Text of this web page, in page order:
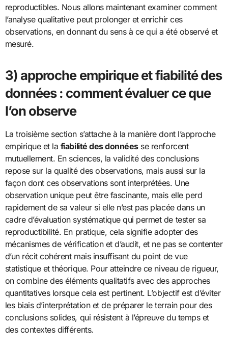
reproductibles. Nous allons maintenant examiner comment
l’analyse qualitative peut prolonger et enrichir ces
observations, en donnant du sens à ce qui a été observé et
mesuré.
3) approche empirique et fiabilité des
données : comment évaluer ce que
l’on observe
La troisième section s’attache à la manière dont l’approche
empirique et la fiabilité des donnéesse renforcent
mutuellement. En sciences, la validité des conclusions
repose sur la qualité des observations, mais aussi sur la
façon dont ces observations sont interprétées. Une
observation unique peut être fascinante, mais elle perd
rapidement de sa valeur si elle n’est pas placée dans un
cadre d’évaluation systématique qui permet de tester sa
reproductibilité. En pratique, cela signifie adopter des
mécanismes de vérification et d’audit, et ne pas se contenter
d’un récit cohérent mais insuffisant du point de vue
statistique et théorique. Pour atteindre ce niveau de rigueur,
on combine des éléments qualitatifs avec des approches
quantitatives lorsque cela est pertinent. L’objectif est d’éviter
les biais d’interprétation et de préparer le terrain pour des
conclusions solides, qui résistent à l’épreuve du temps et
des contextes différents.